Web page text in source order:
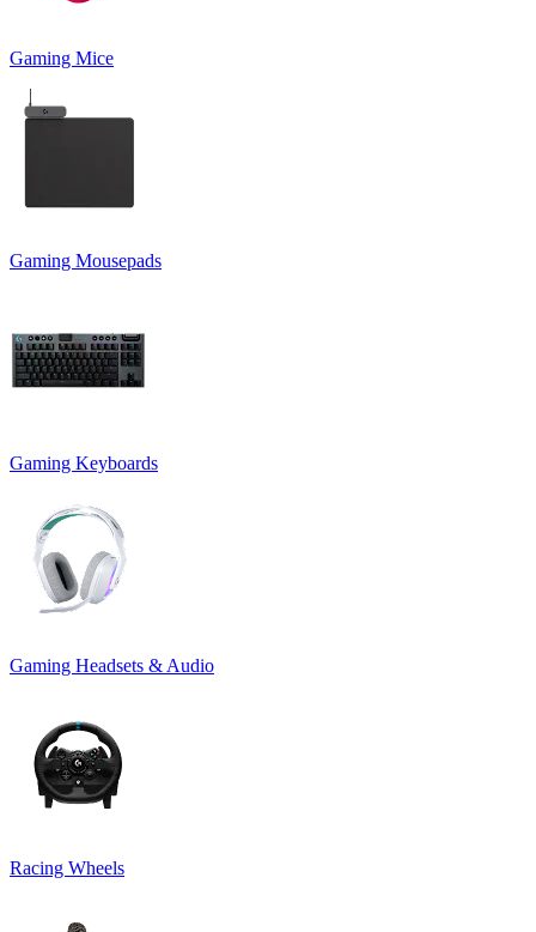
Gaming Mice
Gaming Mousepads
Gaming Keyboards
Gaming Headsets & Audio
Racing Wheels